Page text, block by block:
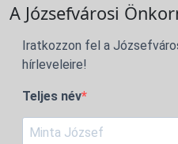
A Józsefvárosi
Iratkozzon fel a
hírleveleire!
Teljes név